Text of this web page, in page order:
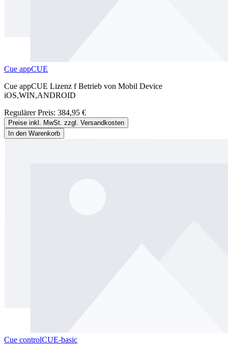
Cue appCUE
Cue appCUE Lizenz f Betrieb von Mobil Device
iOS,WIN,ANDROID
Regulärer Preis: 384,95 €
Preise inkl. MwSt. zzgl. Versandkosten
In den Warenkorb
Cue controlCUE-basic